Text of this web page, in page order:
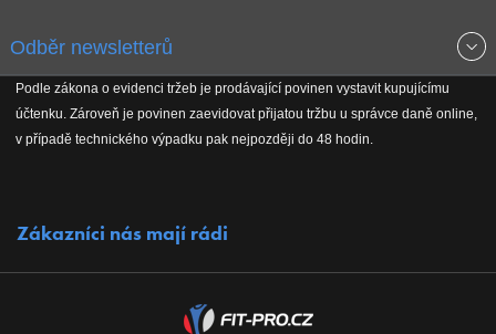
Reklamační řád
Koho podporujeme
Odběr newsletterů
Podle zákona o evidenci tržeb je prodávající povinen vystavit kupujícímu
účtenku. Zároveň je povinen zaevidovat přijatou tržbu u správce daně online,
v případě technického výpadku pak nejpozději do 48 hodin.
Zákazníci nás mají rádi